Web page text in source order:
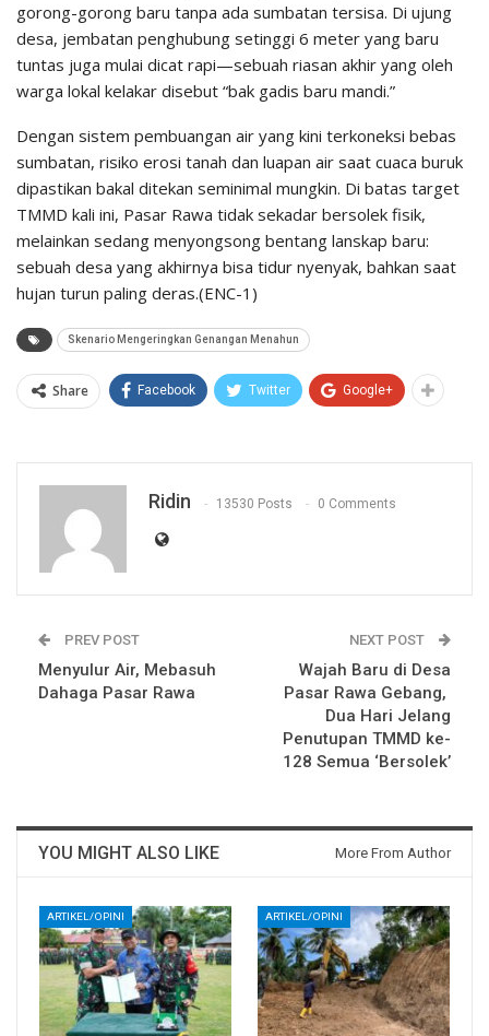
gorong-gorong baru tanpa ada sumbatan tersisa. Di ujung
desa, jembatan penghubung setinggi 6 meter yang baru
tuntas juga mulai dicat rapi—sebuah riasan akhir yang oleh
warga lokal kelakar disebut “bak gadis baru mandi.”
​Dengan sistem pembuangan air yang kini terkoneksi bebas
sumbatan, risiko erosi tanah dan luapan air saat cuaca buruk
dipastikan bakal ditekan seminimal mungkin. Di batas target
TMMD kali ini, Pasar Rawa tidak sekadar bersolek fisik,
melainkan sedang menyongsong bentang lanskap baru:
sebuah desa yang akhirnya bisa tidur nyenyak, bahkan saat
hujan turun paling deras.(ENC-1)
Skenario Mengeringkan Genangan Menahun
Share Facebook Twitter Google+
Ridin 13530 Posts 0 Comments
PREV POST
Menyulur Air, Mebasuh
Dahaga Pasar Rawa
NEXT POST
Wajah Baru di Desa
Pasar Rawa Gebang, ​
Dua Hari Jelang
Penutupan TMMD ke-
128 Semua ‘Bersolek’
YOU MIGHT ALSO LIKE More From Author
ARTIKEL/OPINI ARTIKEL/OPINI